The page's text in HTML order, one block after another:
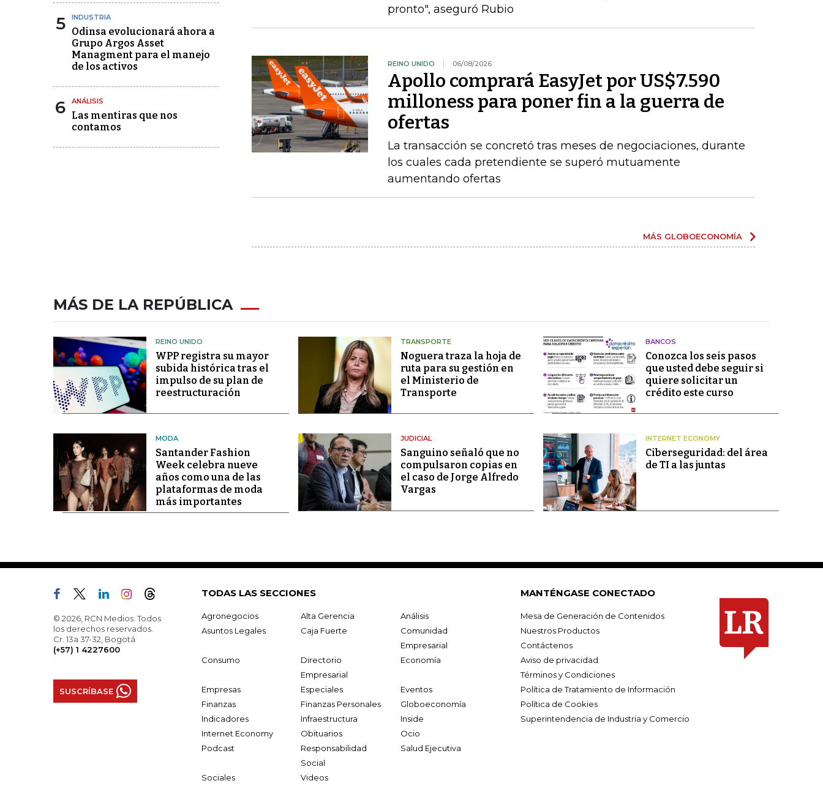
5 INDUSTRIA
Odinsa evolucionará ahora a
Grupo Argos Asset
Managment para el manejo
de los activos
6 ANÁLISIS
Las mentiras que nos
contamos
pronto", aseguró Rubio
REINO UNIDO 06/08/2026
Apollo comprará EasyJet por US$7.590
milloness para poner fin a la guerra de
ofertas
La transacción se concretó tras meses de negociaciones, durante
los cuales cada pretendiente se superó mutuamente
aumentando ofertas
MÁS GLOBOECONOMÍA
MÁS DE LA REPÚBLICA
REINO UNIDO
WPP registra su mayor
subida histórica tras el
impulso de su plan de
reestructuración
TRANSPORTE
Noguera traza la hoja de
ruta para su gestión en
el Ministerio de
Transporte
BANCOS
Conozca los seis pasos
que usted debe seguir si
quiere solicitar un
crédito este curso
MODA
Santander Fashion
Week celebra nueve
años como una de las
plataformas de moda
más importantes
JUDICIAL
Sanguino señaló que no
compulsaron copias en
el caso de Jorge Alfredo
Vargas
INTERNET ECONOMY
Ciberseguridad: del área
de TI a las juntas
© 2026, RCN Medios. Todos
los derechos reservados.
Cr. 13a 37-32, Bogotá
(+57) 1 4227600
SUSCRÍBASE
TODAS LAS SECCIONES
Agronegocios Alta Gerencia
Análisis
Asuntos Legales
Caja Fuerte
Comunidad
Empresarial
Consumo
Directorio
Empresarial
Economía
Empresas Especiales
Eventos
Finanzas
Finanzas Personales
Globoeconomía
Indicadores
Infraestructura
Inside
Internet Economy
Obituarios
Ocio
Podcast
Responsabilidad
Social
Salud Ejecutiva
Sociales Videos
MANTÉNGASE CONECTADO
Mesa de Generación de Contenidos
Nuestros Productos
Contáctenos
Aviso de privacidad
Términos y Condiciones
Política de Tratamiento de Información
Política de Cookies
Superintendencia de Industria y Comercio